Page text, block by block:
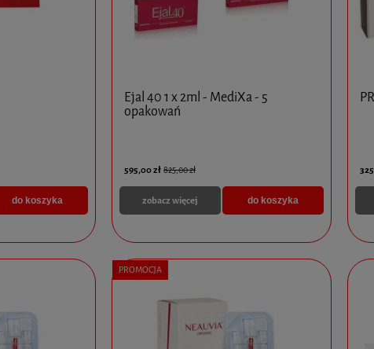
do koszyka
Ejal 40 1 x 2ml - MediXa - 5
opakowań
595,00 zł 825,00 zł
do koszyka
zobacz więcej
PROMOCJA